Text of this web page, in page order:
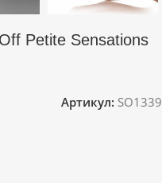
Petite Sensations
Артикул: SO1339